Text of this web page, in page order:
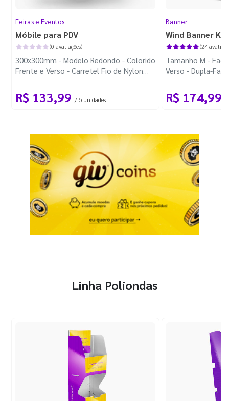
Feiras e Eventos
Móbile para PDV
(0 avaliações)
300x300mm - Modelo Redondo - Colorido
Frente e Verso - Carretel Fio de Nylon
R$ 133,99 / 5 unidades
Banner
Wind Banner
(24
Tamanho M -
Verso - Dupla-
R$ 174,99
Linha Poliondas